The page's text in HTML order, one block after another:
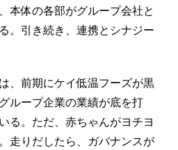
本体の各部がグループ会社と
。引き続き、連携とシナジー
、前期にケイ低温フーズが黒
ループ企業の業績が底を打
る。ただ、赤ちゃんがヨチヨ
走りだしたら、ガバナンスが